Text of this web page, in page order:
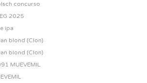
concurso
2025
ipa
blond (Clon)
blond (Clon)
MUEVEMIL